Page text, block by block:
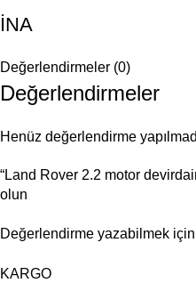
İNA
Değerlendirmeler (0)
Değerlendirmeler
Henüz değerlendirme
“Land Rover 2.2 motor
olun
Değerlendirme yazabilmek için
KARGO